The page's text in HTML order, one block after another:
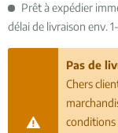
Prêt à expédier
délai de livraison env.
Pas de
Chers
conditions